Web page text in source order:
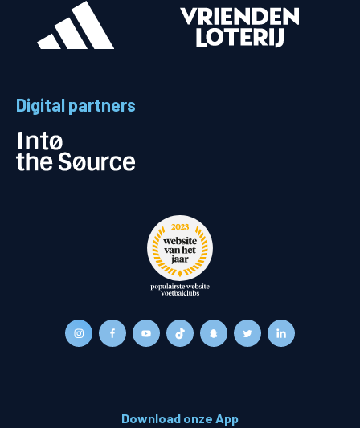
Digital partners
Download onze App